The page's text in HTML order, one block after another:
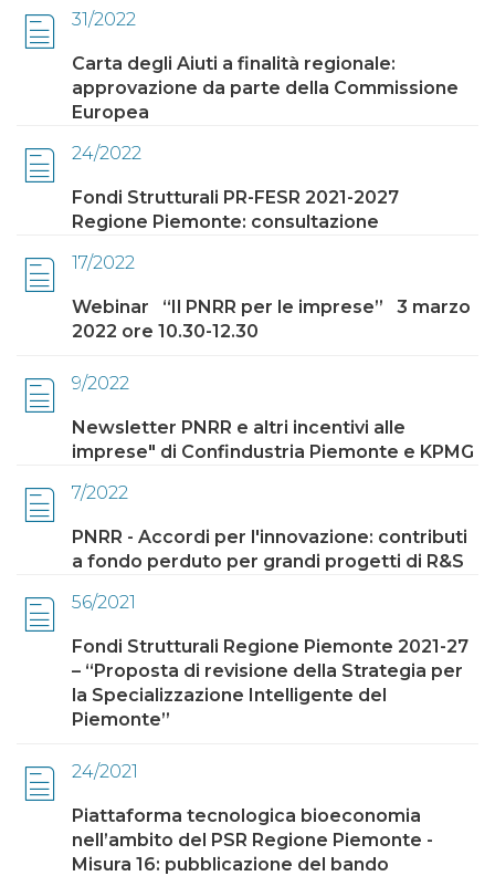
31/2022
Carta degli Aiuti a finalità regionale:
approvazione da parte della Commissione
Europea
24/2022
Fondi Strutturali PR-FESR 2021-2027
Regione Piemonte: consultazione
17/2022
Webinar “Il PNRR per le imprese” 3 marzo
2022 ore 10.30-12.30
9/2022
Newsletter PNRR e altri incentivi alle
imprese" di Confindustria Piemonte e KPMG
7/2022
PNRR - Accordi per l'innovazione: contributi
a fondo perduto per grandi progetti di R&S
56/2021
Fondi Strutturali Regione Piemonte 2021-27
– “Proposta di revisione della Strategia per
la Specializzazione Intelligente del
Piemonte”
24/2021
Piattaforma tecnologica bioeconomia
nell’ambito del PSR Regione Piemonte -
Misura 16: pubblicazione del bando